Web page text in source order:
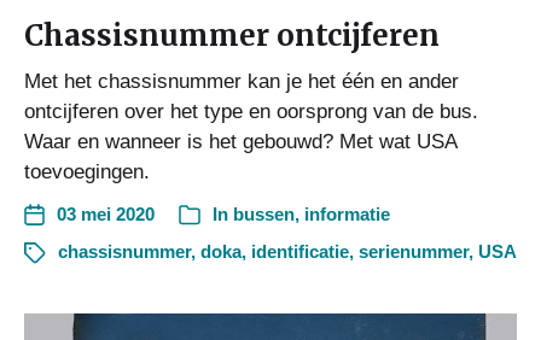
Chassisnummer ontcijferen
Met het chassisnummer kan je het één en ander
ontcijferen over het type en oorsprong van de bus.
Waar en wanneer is het gebouwd? Met wat USA
toevoegingen.
03 mei 2020 In bussen, informatie
chassisnummer, doka, identificatie, serienummer, USA